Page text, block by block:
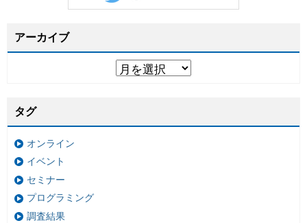
アーカイブ
タグ
オンライン
イベント
セミナー
プログラミング
調査結果